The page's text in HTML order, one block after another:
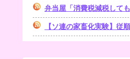
弁当屋「消費税減税して
【ソ連の家畜化実験】従